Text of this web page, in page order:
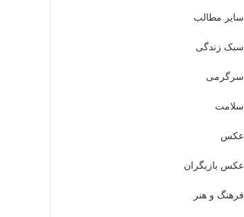
سایر مطالب
سبک زندگی
سرگرمی
سلامت
عکس
عکس بازیگران
فرهنگ و هنر